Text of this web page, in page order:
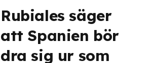
Rubiales säger
att Spanien bör
dra sig ur som